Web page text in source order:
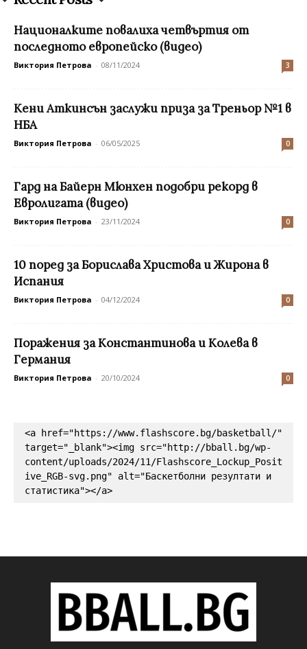
Националките повалиха четвъртия от
последното европейско (видео)
Виктория Петрова - 08/11/2024 3
Кени Аткинсън заслужи приза за Треньор №1 в
НБА
Виктория Петрова - 06/05/2025 0
Гард на Байерн Мюнхен подобри рекорд в
Евролигата (видео)
Виктория Петрова - 23/11/2024 0
10 поред за Борислава Христова и Жирона в
Испания
Виктория Петрова - 04/12/2024 0
Поражения за Константинова и Колева в
Германия
Виктория Петрова - 20/10/2024 0
<a href="https://www.flashscore.bg/basketball/"
target="_blank"><img src="http://bball.bg/wp-
content/uploads/2024/11/Flashscore_Lockup_Posit
ive_RGB-svg.png" alt="Баскетболни резултати и
статистика"></a>